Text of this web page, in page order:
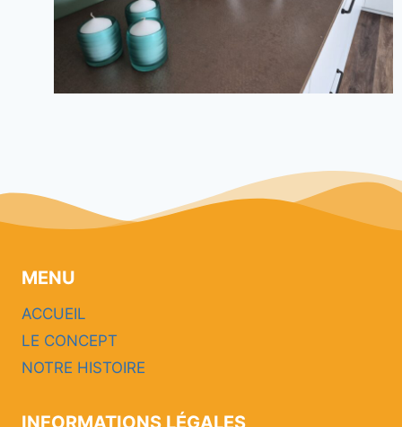
MENU
ACCUEIL
LE CONCEPT
NOTRE HISTOIRE
INFORMATIONS LÉGALES